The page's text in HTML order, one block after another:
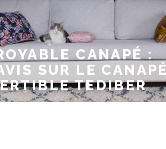
CANAPÉ :
SUR LE
TEDIBER